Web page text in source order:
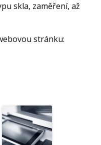
skla, zaměření, až
stránku: